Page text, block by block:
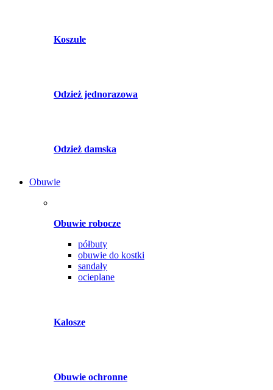
Koszule
Odzież jednorazowa
Odzież damska
Obuwie
Obuwie robocze
półbuty
obuwie do kostki
sandały
ocieplane
Kalosze
Obuwie ochronne